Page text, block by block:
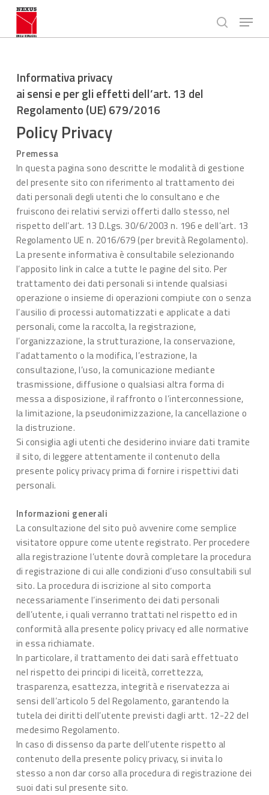
Passa
contenuto
ricerca
Menù
Informativa privacy
ai sensi e per gli effetti dell’art. 13 del
Regolamento (UE) 679/2016
Policy Privacy
Premessa
In questa pagina sono descritte le modalità di gestione
del presente sito con riferimento al trattamento dei
dati personali degli utenti che lo consultano e che
fruiscono dei relativi servizi offerti dallo stesso, nel
rispetto dell’art. 13 D.Lgs. 30/6/2003 n. 196 e dell’art. 13
Regolamento UE n. 2016/679 (per brevità Regolamento).
La presente informativa è consultabile selezionando
l’apposito link in calce a tutte le pagine del sito. Per
trattamento dei dati personali si intende qualsiasi
operazione o insieme di operazioni compiute con o senza
l’ausilio di processi automatizzati e applicate a dati
personali, come la raccolta, la registrazione,
l’organizzazione, la strutturazione, la conservazione,
l’adattamento o la modifica, l’estrazione, la
consultazione, l’uso, la comunicazione mediante
trasmissione, diffusione o qualsiasi altra forma di
messa a disposizione, il raffronto o l’interconnessione,
la limitazione, la pseudonimizzazione, la cancellazione o
la distruzione.
Si consiglia agli utenti che desiderino inviare dati tramite
il sito, di leggere attentamente il contenuto della
presente policy privacy prima di fornire i rispettivi dati
personali.
Informazioni generali
La consultazione del sito può avvenire come semplice
visitatore oppure come utente registrato. Per procedere
alla registrazione l’utente dovrà completare la procedura
di registrazione di cui alle condizioni d’uso consultabili sul
sito. La procedura di iscrizione al sito comporta
necessariamente l’inserimento dei dati personali
dell’utente, i quali verranno trattati nel rispetto ed in
conformità alla presente policy privacy ed alle normative
in essa richiamate.
In particolare, il trattamento dei dati sarà effettuato
nel rispetto dei principi di liceità, correttezza,
trasparenza, esattezza, integrità e riservatezza ai
sensi dell’articolo 5 del Regolamento, garantendo la
tutela dei diritti dell’utente previsti dagli artt. 12-22 del
medesimo Regolamento.
In caso di dissenso da parte dell’utente rispetto al
contenuto della presente policy privacy, si invita lo
stesso a non dar corso alla procedura di registrazione dei
suoi dati sul presente sito.
Chiudi